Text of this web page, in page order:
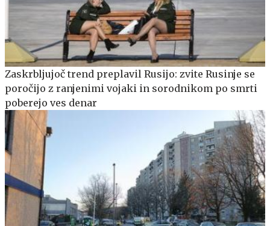
Zaskrbljujoč trend preplavil Rusijo: zvite Rusinje se
poročijo z ranjenimi vojaki in sorodnikom po smrti
poberejo ves denar